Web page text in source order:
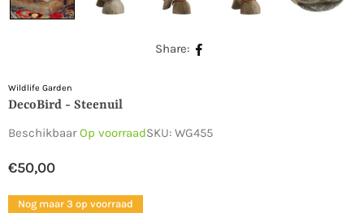
Share:
Wildlife Garden
DecoBird - Steenuil
BeschikbaarOp voorraadSKU: WG455
Normale
prijs
€50,00
Nog maar 3 op voorraad